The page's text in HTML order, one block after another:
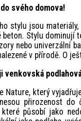
svého domova!
stylu jsou
beton. Stylu dominují
nebo univerzální
v přírodě. O
venkovská
Nature, který
přirozenost do
které působí jako